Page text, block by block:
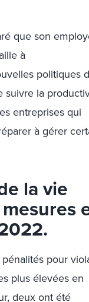
que son
à
politiques
suivre la
entreprises qui
à gérer
la vie
pour
plus élevées en
deux ont été